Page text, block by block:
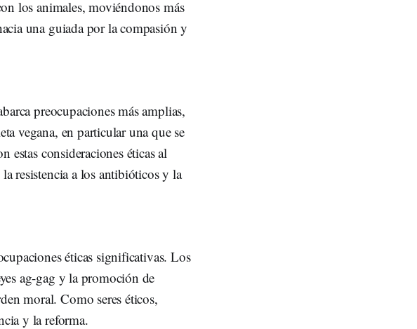
los animales, moviéndonos más
una guiada por la compasión y
preocupaciones más amplias,
vegana, en particular una que se
estas consideraciones éticas al
resistencia a los antibióticos y la
éticas significativas. Los
ag-gag y la promoción de
moral. Como seres éticos,
y la reforma.